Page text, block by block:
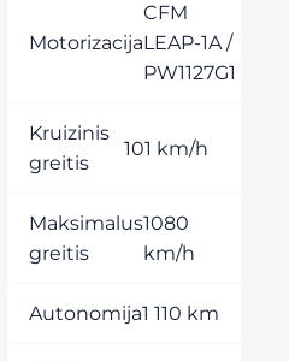
Motorizacija
CFM
LEAP-1A /
PW1127G1
Kruizinis
greitis
101 km/h
Maksimalus
greitis
1080
km/h
Autonomija1 110 km